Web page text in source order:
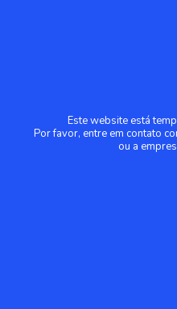
Este website está
Por favor, entre em contato
ou a